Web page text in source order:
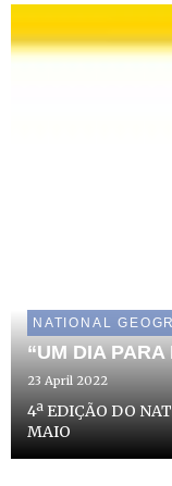
“UM DIA
23 April 2022
4ª EDIÇÃO DO
MAIO